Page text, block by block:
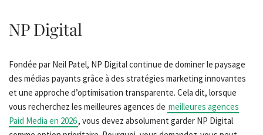
NP Digital
Fondée par Neil Patel, NP Digital continue de dominer le paysage
des médias payants grâce à des stratégies marketing innovantes
et une approche d’optimisation transparente. Cela dit, lorsque
vous recherchez les meilleures agences de meilleures agences
Paid Media en 2026, vous devez absolument garder NP Digital